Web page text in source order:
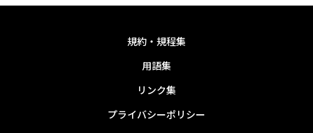
規約・規程集
用語集
リンク集
プライバシーポリシー